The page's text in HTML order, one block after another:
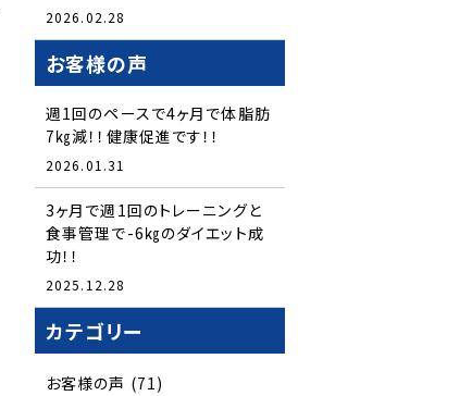
2026.02.28
お客様の声
週1回のペースで4ヶ月で体脂肪
7㎏減！！健康促進です！！
2026.01.31
3ヶ月で週1回のトレーニングと
食事管理で-6㎏のダイエット成
功！！
2025.12.28
カテゴリー
お客様の声 (71)